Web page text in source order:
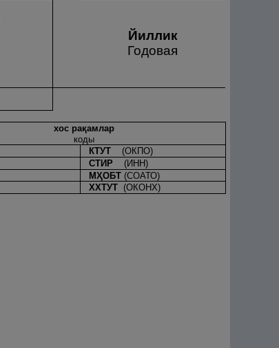
Йиллик
Годовая
хос рақамлар
коды
КТУТ (ОКПО)
СТИР (ИНН)
МҲОБТ (СОАТО)
ХХТУТ (ОКОНХ)